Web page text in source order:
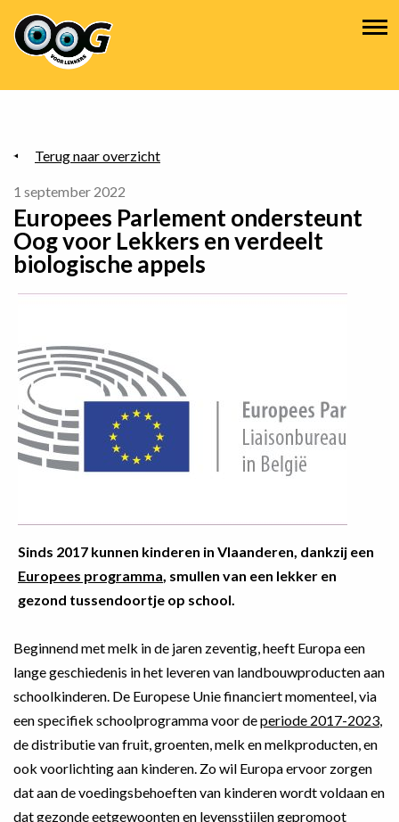
Overslaan
en
naar
inhoud
Hoofdnavigatie
Terug naar overzicht
1 september 2022
Europees Parlement ondersteunt
Oog voor Lekkers en verdeelt
biologische appels
Sinds 2017 kunnen kinderen in Vlaanderen, dankzij een
Europees programma , smullen van een lekker en
gezond tussendoortje op school.
Beginnend met melk in de jaren zeventig, heeft Europa een
lange geschiedenis in het leveren van landbouwproducten aan
schoolkinderen. De Europese Unie financiert momenteel, via
een specifiek schoolprogramma voor deperiode 2017-2023
de distributie van fruit, groenten, melk en melkproducten, en
ook voorlichting aan kinderen. Zo wil Europa ervoor zorgen
dat aan de voedingsbehoeften van kinderen wordt voldaan en
dat gezonde eetgewoonten en levensstijlen gepromoot